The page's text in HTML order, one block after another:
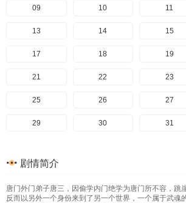
129 130 131
133 134 135
137 138 139
141 142 143
145 146 147
149 150 151
157
161 162 163
89 90 91
93 94 95
97 98 99
101 102 103
105 106 107
109 110 111
117
121 122 123
49 50 51
53 54 55
57 58 59
61 62 63
65 66 67
69 70 71
77
81 82 83
09 10 11
13 14 15
17 18 19
21 22 23
25 26 27
29 30 31
37
41 42 43
剧情简介
唐门外门弟子唐三，因偷学内门绝学为唐门所不容，跳
反而以另外一个身份来到了另一个世界，一个属于武魂